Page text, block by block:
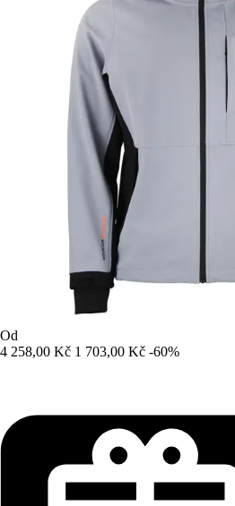
Od
4 258,00 Kč 1 703,00 Kč -60%